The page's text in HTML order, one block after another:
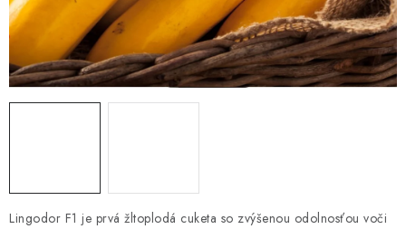
KVETINÁČE
DEKORÁCIE
Podmienky ochrany osobných údajov
Lingodor F1 je prvá žltoplodá cuketa so zvýšenou odolnosťou voči